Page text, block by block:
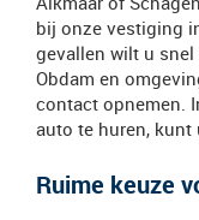
bij onze vestiging
gevallen wilt u
Obdam en
contact opnemen.
auto te huren, kunt
Ruime keuze